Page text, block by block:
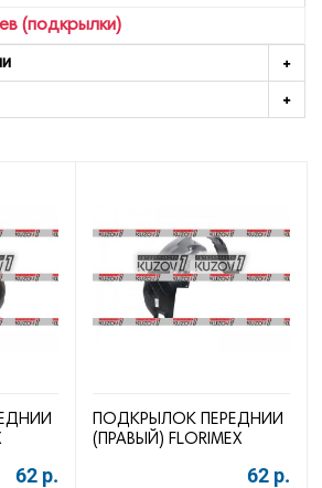
(подкрылки)
62 р.
ПОДКРЫЛОК ПЕРЕДНИЙ
(ПРАВЫЙ) FLORIMEX
62 р.